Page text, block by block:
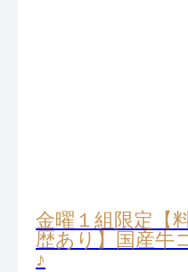
金曜１組限定【
歴あり】国産牛
♪